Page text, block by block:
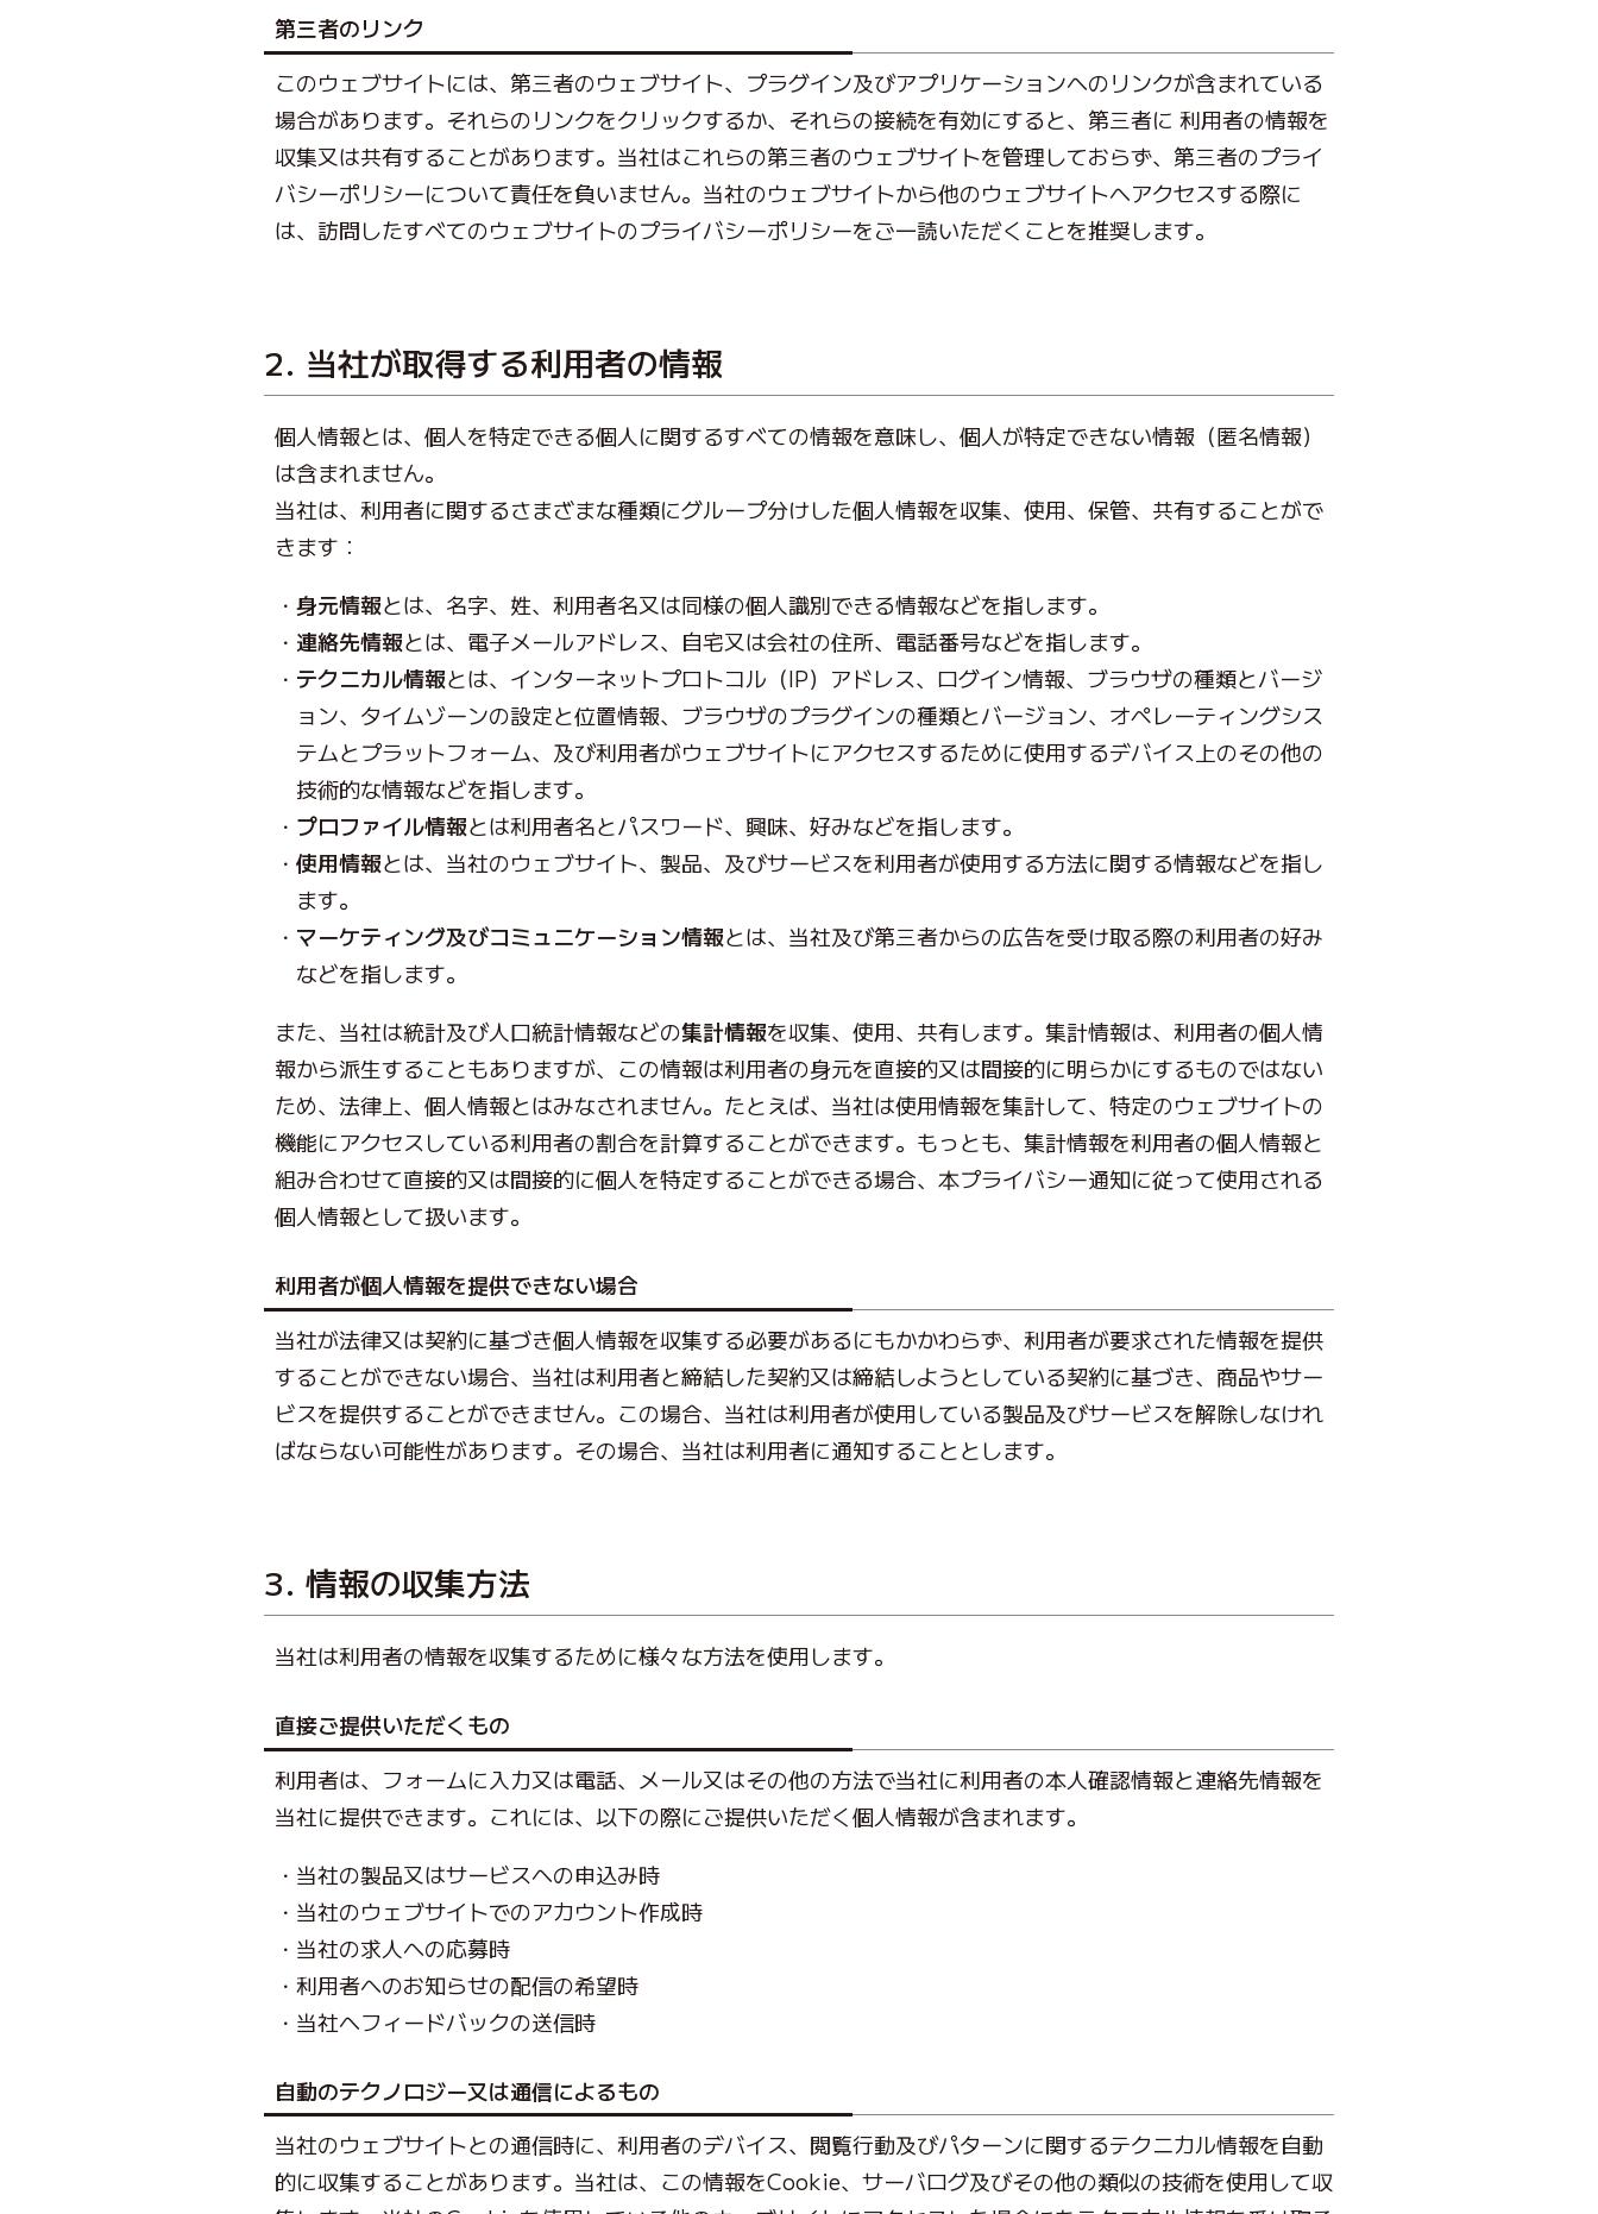
第三者のリンク
このウェブサイトには、第三者のウェブサイト、プラグイン及びアプリケーションへのリンクが含まれている
場合があります。それらのリンクをクリックするか、それらの接続を有効にすると、第三者に 利用者の情報を
収集又は共有することがあります。当社はこれらの第三者のウェブサイトを管理しておらず、第三者のプライ
バシーポリシーについて責任を負いません。当社のウェブサイトから他のウェブサイトへアクセスする際に
は、訪問したすべてのウェブサイトのプライバシーポリシーをご一読いただくことを推奨します。
2. 当社が取得する利用者の情報
個人情報とは、個人を特定できる個人に関するすべての情報を意味し、個人が特定できない情報（匿名情報）
は含まれません。
当社は、利用者に関するさまざまな種類にグループ分けした個人情報を収集、使用、保管、共有することがで
きます：
身元情報とは、名字、姓、利用者名又は同様の個人識別できる情報などを指します。
連絡先情報とは、電子メールアドレス、自宅又は会社の住所、電話番号などを指します。
テクニカル情報とは、インターネットプロトコル（IP）アドレス、ログイン情報、ブラウザの種類とバージ
ョン、タイムゾーンの設定と位置情報、ブラウザのプラグインの種類とバージョン、オペレーティングシス
テムとプラットフォーム、及び利用者がウェブサイトにアクセスするために使用するデバイス上のその他の
技術的な情報などを指します。
プロファイル情報とは利用者名とパスワード、興味、好みなどを指します。
使用情報とは、当社のウェブサイト、製品、及びサービスを利用者が使用する方法に関する情報などを指し
ます。
マーケティング及びコミュニケーション情報とは、当社及び第三者からの広告を受け取る際の利用者の好み
などを指します。
また、当社は統計及び人口統計情報などの集計情報を収集、使用、共有します。集計情報は、利用者の個人情
報から派生することもありますが、この情報は利用者の身元を直接的又は間接的に明らかにするものではない
ため、法律上、個人情報とはみなされません。たとえば、当社は使用情報を集計して、特定のウェブサイトの
機能にアクセスしている利用者の割合を計算することができます。もっとも、集計情報を利用者の個人情報と
組み合わせて直接的又は間接的に個人を特定することができる場合、本プライバシー通知に従って使用される
個人情報として扱います。
利用者が個人情報を提供できない場合
当社が法律又は契約に基づき個人情報を収集する必要があるにもかかわらず、利用者が要求された情報を提供
することができない場合、当社は利用者と締結した契約又は締結しようとしている契約に基づき、商品やサー
ビスを提供することができません。この場合、当社は利用者が使用している製品及びサービスを解除しなけれ
ばならない可能性があります。その場合、当社は利用者に通知することとします。
3. 情報の収集方法
当社は利用者の情報を収集するために様々な方法を使用します。
直接ご提供いただくもの
利用者は、フォームに入力又は電話、メール又はその他の方法で当社に利用者の本人確認情報と連絡先情報を
当社に提供できます。これには、以下の際にご提供いただく個人情報が含まれます。
当社の製品又はサービスへの申込み時
当社のウェブサイトでのアカウント作成時
当社の求人への応募時
利用者へのお知らせの配信の希望時
当社へフィードバックの送信時
自動のテクノロジー又は通信によるもの
当社のウェブサイトとの通信時に、利用者のデバイス、閲覧行動及びパターンに関するテクニカル情報を自動
的に収集することがあります。当社は、この情報をCookie、サーバログ及びその他の類似の技術を使用して収